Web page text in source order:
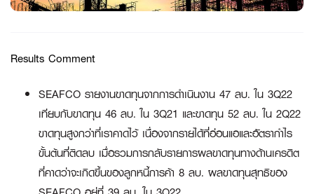
Results Comment
SEAFCO รายงานขาดทุนจากการดำเนินงาน 47 ลบ. ใน 3Q22
เทียบกับขาดทุน 46 ลบ. ใน 3Q21 และขาดทุน 52 ลบ. ใน 2Q22
ขาดทุนสูงกว่าที่เราคาดไว้ เนื่องจากรายได้ที่อ่อนแอและอัตรากำไร
ขั้นต้นที่ติดลบ เมื่อรวมการกลับรายการผลขาดทุนทางด้านเครดิต
ที่คาดว่าจะเกิดขึ้นของลูกหนี้การค้า 8 ลบ. ผลขาดทุนสุทธิของ